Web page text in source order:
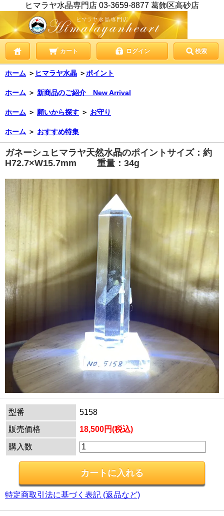
ヒマラヤ水晶専門店 03-3659-8877 葛飾区高砂店
カート ログイン 検索
ホーム ＞ ヒマラヤ水晶 ＞ポイント
ホーム ＞ 新商品のご紹介 New Arrival
ホーム ＞ 願いから探す ＞ お守り
ホーム ＞ おすすめ特集
ガネーシュヒマラヤ天然水晶のポイントサイズ：約
H72.7×W15.7mm 重量：34g
型番
5158
販売価格
18,500円(税込)
購入数
特定商取引法に基づく表記 (返品など)